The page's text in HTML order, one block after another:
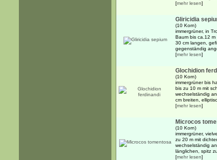
[mehr lesen]
Gliricidia
(10 Korn)
immergrüner, in
Baum bis ca.12
30 cm langen,
gegenständig
[mehr lesen]
Glochidion
(10 Korn)
immergrüner bis
bis zu 10 m mit
wechselständig
cm breiten,
[mehr lesen]
Microcos
(10 Korn)
immergrüner,
zu 20 m mit
wechselständig
länglichen, spitz
[mehr lesen]